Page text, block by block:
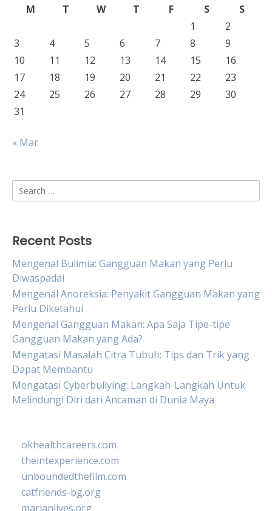
M
T W T F S
S
1
2
3
4 5 6 7 8
9
10
11 12 13 14 15
16
17
18 19 20 21 22
23
24
25 26 27 28 29
30
31
« Mar
Search
for:
Recent Posts
Mengenal Bulimia: Gangguan Makan yang Perlu
Diwaspadai
Mengenal Anoreksia: Penyakit Gangguan Makan yang
Perlu Diketahui
Mengenal Gangguan Makan: Apa Saja Tipe-tipe
Gangguan Makan yang Ada?
Mengatasi Masalah Citra Tubuh: Tips dan Trik yang
Dapat Membantu
Mengatasi Cyberbullying: Langkah-Langkah Untuk
Melindungi Diri dari Ancaman di Dunia Maya
okhealthcareers.com
theintexperience.com
unboundedthefilm.com
catfriends-bg.org
marianlives.org